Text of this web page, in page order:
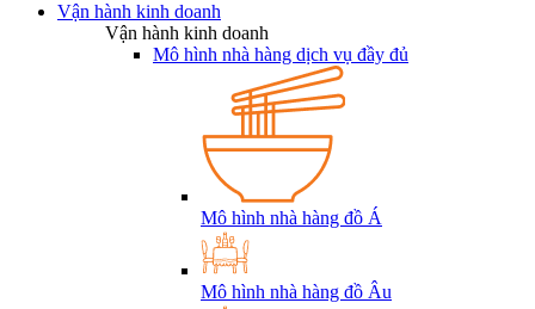
Vận hành kinh doanh
Vận hành kinh doanh
Mô hình nhà hàng dịch vụ đầy đủ
Mô hình nhà hàng đồ Á
Mô hình nhà hàng đồ Âu